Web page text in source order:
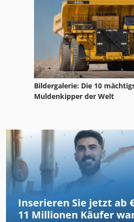
Bildergalerie: Die 10
Muldenkipper der Welt
Inserieren Sie jetzt ab
11 Millionen Käufer